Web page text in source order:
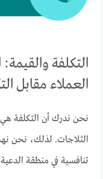
التكلفة
العملاء مقابل
نحن ندرك أن التكلفة
الثلاجات. لذلك، نحن
تنافسية في منطقة